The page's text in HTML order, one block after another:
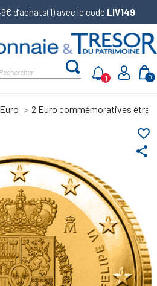
d’achats(1) avec le code LIV149
0
1
2 Euro commémoratives
share
favorite_border